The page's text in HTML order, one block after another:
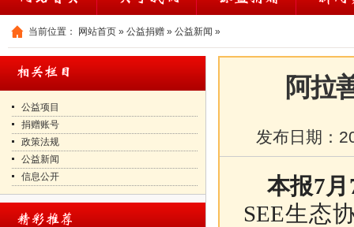
当前位置： 网站首页 » 公益捐赠 » 公益新闻 »
公益项目
捐赠账号
政策法规
公益新闻
信息公开
阿拉
发布日期：
本报7
SEE生态